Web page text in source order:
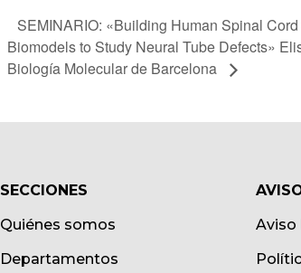
SEMINARIO: «Building Human Spinal
Biomodels to Study Neural Tube Defects»
Biología Molecular de Barcelona
SECCIONES
Quiénes somos
Departamentos
Aviso